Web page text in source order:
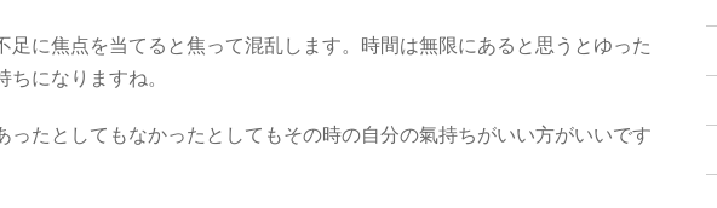
足に焦点を当てると焦って混乱します。時間は無限にあると思うとゆった
ちになりますね。
ったとしてもなかったとしてもその時の自分の氣持ちがいい方がいいです